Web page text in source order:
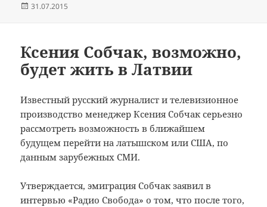
Опубликовано
31.07.2015
Ксения Собчак, возможно,
будет жить в Латвии
Известныйрусский журналист и телевизионное
производство менеджер Ксения Собчак серьезно
рассмотреть возможность в ближайшем
будущем перейти на латышском или США,по
данным зарубежных СМИ.
Утверждается, эмиграция Собчак заявил в
интервью «Радио Свобода» о том, что после того,